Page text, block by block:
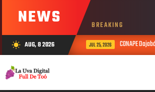
NEWS BREAKING
wb_sunny AUG, 8 2026 JUL 25, 2026 CONAPE